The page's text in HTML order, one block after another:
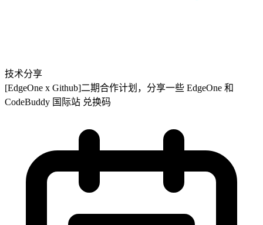
技术分享
[EdgeOne x Github]二期合作计划，分享一些 EdgeOne 和
CodeBuddy 国际站 兑换码